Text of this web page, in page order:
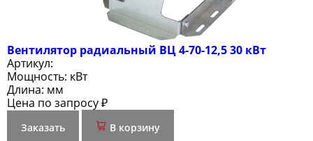
Вентилятор радиальный ВЦ 4-70-12,5 30 кВт
Артикул:
Мощность: кВт
Длина: мм
Цена по запросу ₽
Заказать В корзину